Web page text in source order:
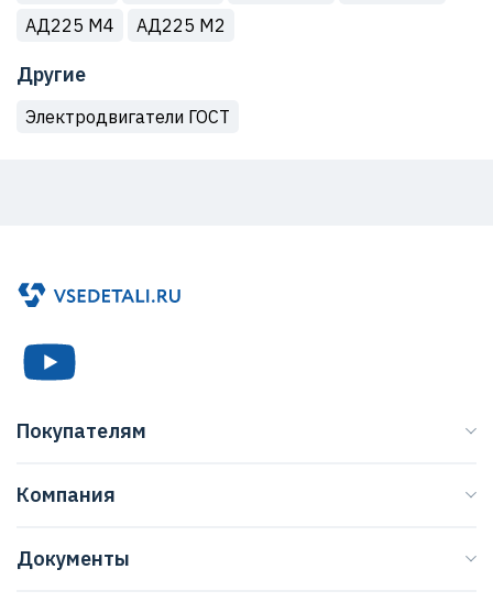
АД225 М4
АД225 M2
Другие
Электродвигатели ГОСТ
Бренды
Способы оплаты
Покупателям
Журнал
Компания
Документы